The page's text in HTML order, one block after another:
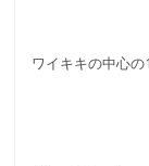
ワイキキの中心